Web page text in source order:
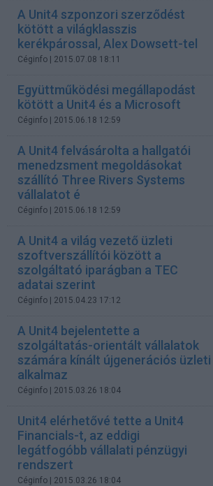
A Unit4 szponzori szerződést
kötött a világklasszis
kerékpárossal, Alex Dowsett-tel
Céginfo | 2015.07.08 18:11
Együttműködési megállapodást
kötött a Unit4 és a Microsoft
Céginfo | 2015.06.18 12:59
A Unit4 felvásárolta a hallgatói
menedzsment megoldásokat
szállító Three Rivers Systems
vállalatot é
Céginfo | 2015.06.18 12:59
A Unit4 a világ vezető üzleti
szoftverszállítói között a
szolgáltató iparágban a TEC
adatai szerint
Céginfo | 2015.04.23 17:12
A Unit4 bejelentette a
szolgáltatás-orientált vállalatok
számára kínált újgenerációs üzleti
alkalmaz
Céginfo | 2015.03.26 18:04
Unit4 elérhetővé tette a Unit4
Financials-t, az eddigi
legátfogóbb vállalati pénzügyi
rendszert
Céginfo | 2015.03.26 18:04